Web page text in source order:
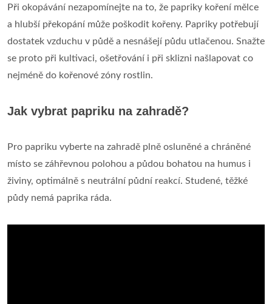
Při okopávání nezapomínejte na to, že papriky koření mělce
a hlubší překopání může poškodit kořeny. Papriky potřebují
dostatek vzduchu v půdě a nesnášejí půdu utlačenou. Snažte
se proto při kultivaci, ošetřování i při sklizni našlapovat co
nejméně do kořenové zóny rostlin.
Jak vybrat papriku na zahradě?
Pro papriku vyberte na zahradě plně osluněné a chráněné
místo se záhřevnou polohou a půdou bohatou na humus i
živiny, optimálně s neutrální půdní reakcí. Studené, těžké
půdy nemá paprika ráda.